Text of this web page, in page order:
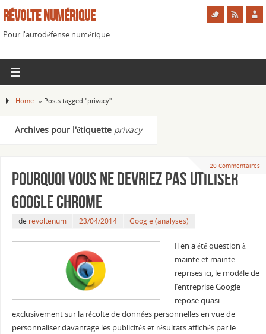
Révolte Numérique
Pour l'autodéfense numérique
Home » Posts tagged "privacy"
Archives pour l'étiquette privacy
20 Commentaires
Pourquoi vous ne devriez pas utiliser
Google Chrome
de revoltenum 23/04/2014 Google (analyses)
Il en a été question à
mainte et mainte
reprises ici, le modèle de
l’entreprise Google
repose quasi
exclusivement sur la récolte de données personnelles en vue de
personnaliser davantage les publicités et résultats affichés par le